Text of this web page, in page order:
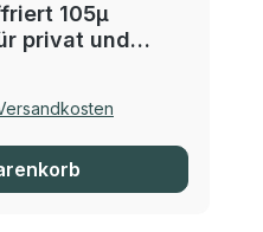
105µ
privat und